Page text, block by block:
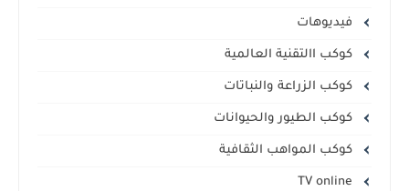
فيديوهات
كوكب االتقنية العالمية
كوكب الزراعة والنباتات
كوكب الطيور والحيوانات
كوكب المواهب الثقافية